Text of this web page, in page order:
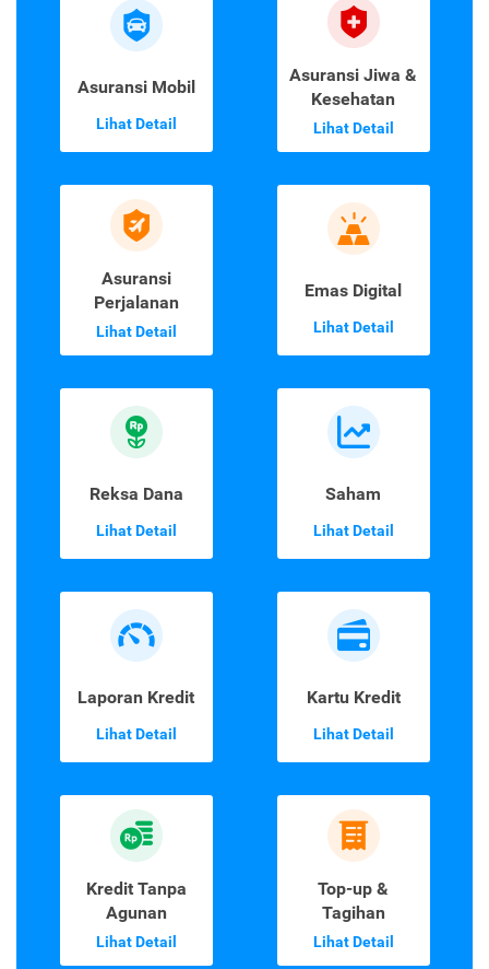
Asuransi Mobil
Lihat Detail
Asuransi Jiwa &
Kesehatan
Lihat Detail
Asuransi
Perjalanan
Lihat Detail
Emas Digital
Lihat Detail
Reksa Dana
Lihat Detail
Saham
Lihat Detail
Laporan Kredit
Lihat Detail
Kartu Kredit
Lihat Detail
Kredit Tanpa
Agunan
Lihat Detail
Top-up &
Tagihan
Lihat Detail